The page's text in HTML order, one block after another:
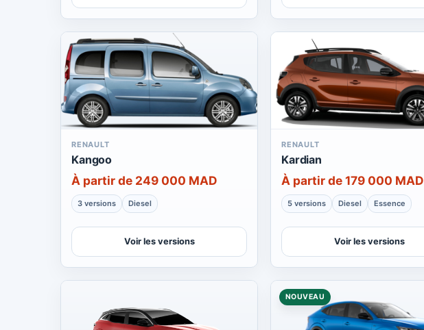
RENAULT
Kangoo
À partir de 249 000 MAD
3 versions Diesel
Voir les versions
RENAULT
Kardian
À partir de 179 000 MAD
5 versions Diesel Essence
Voir les versions
NOUVEAU